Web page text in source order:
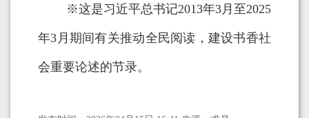
※这是习近平总书记2013年3月至2025
年3月期间有关推动全民阅读，建设书香社
会重要论述的节录。